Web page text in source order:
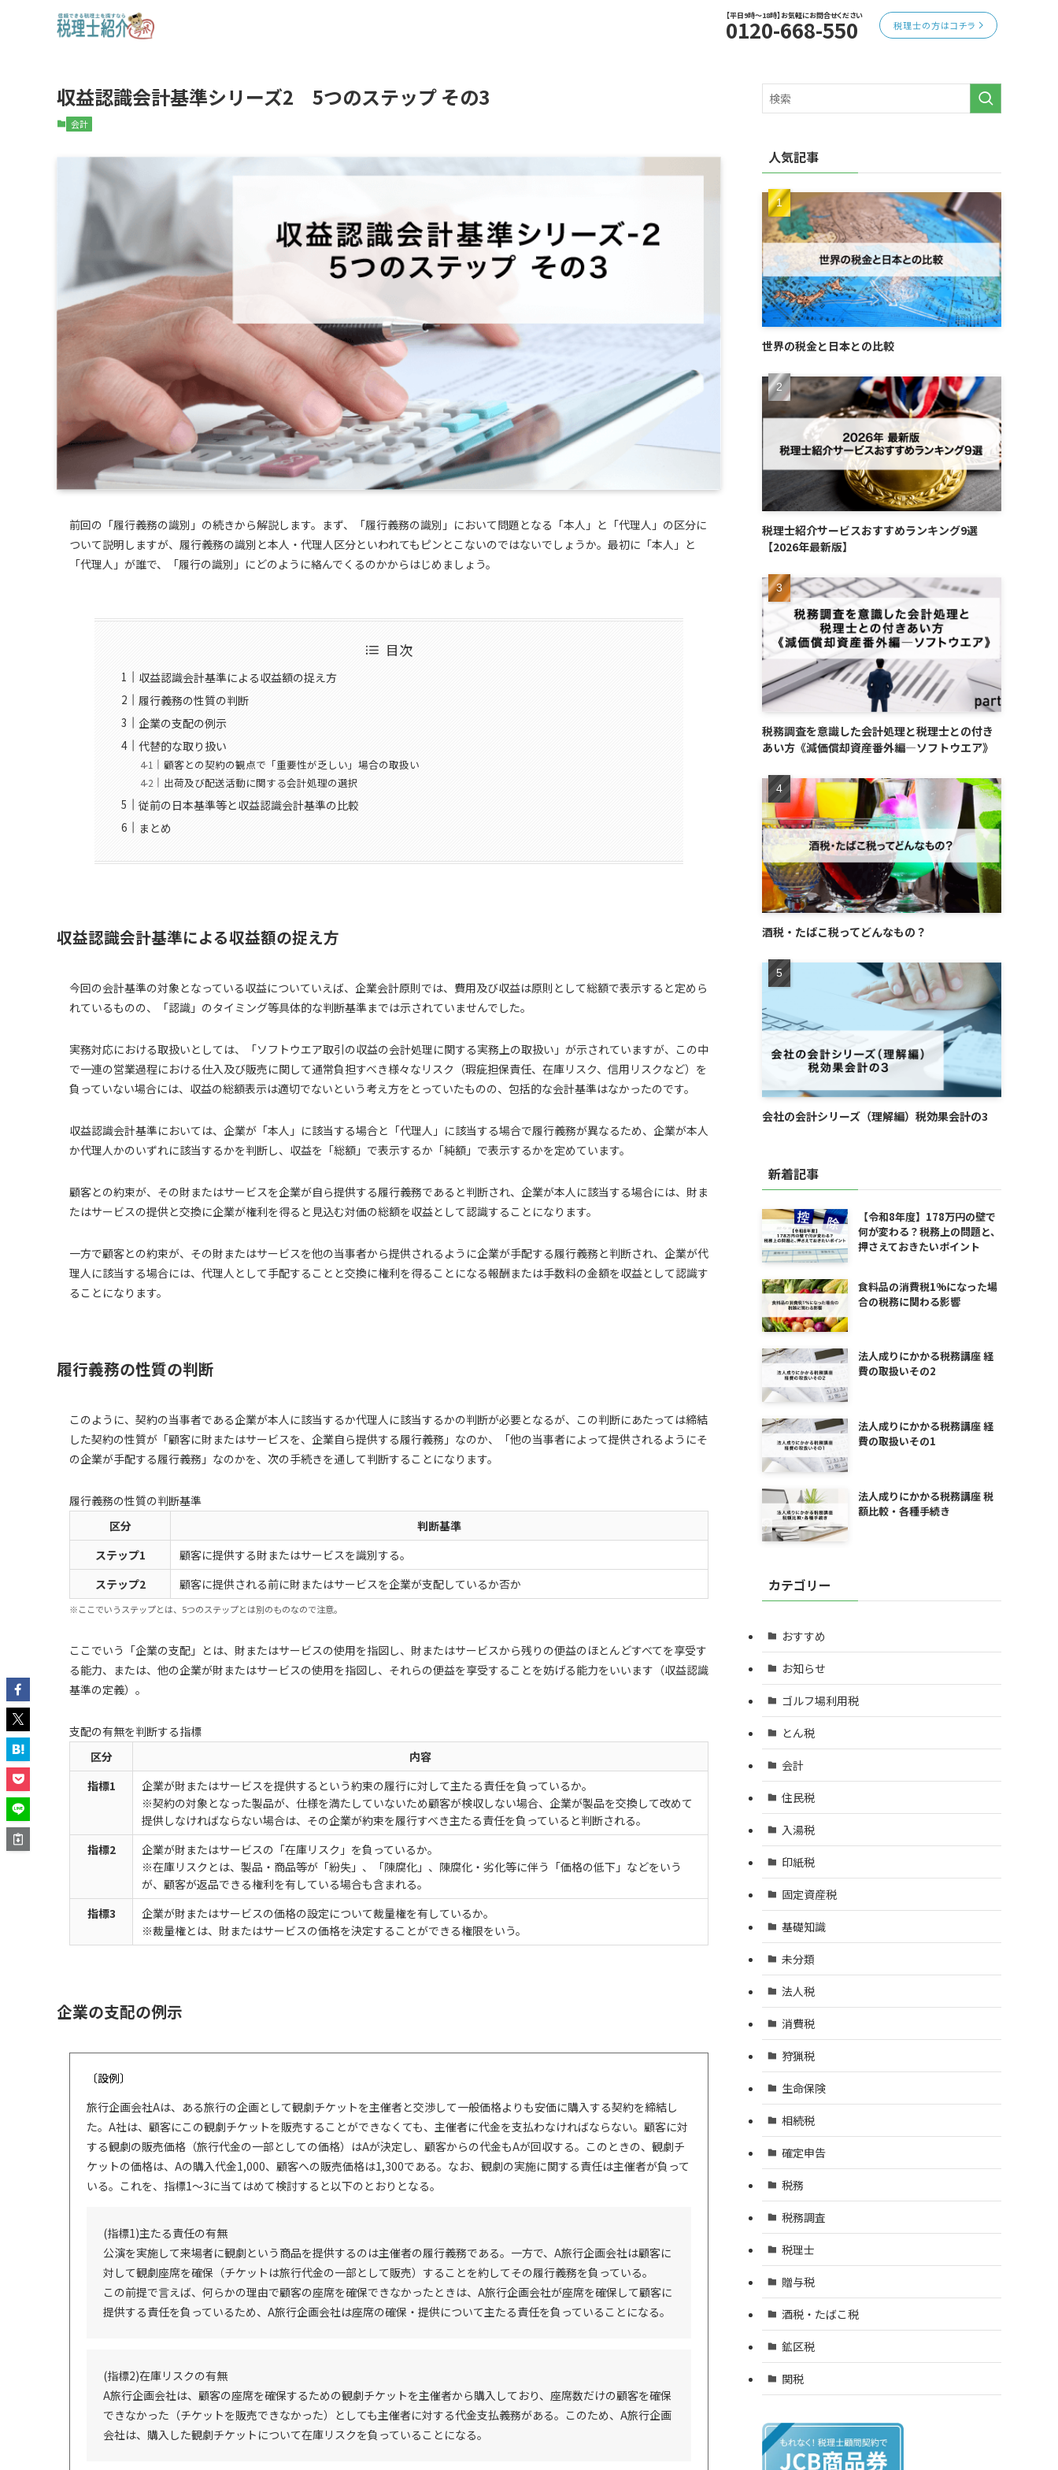
【平日9時～18時】お気軽にお問合せください
0120-668-550 税理士の方はコチラ
収益認識会計基準シリーズ2 5つのステップ その3
会計
前回の「履行義務の識別」の続きから解説します。まず、「履行義務の識別」において問題となる「本人」と「代理人」の区分に
ついて説明しますが、履行義務の識別と本人・代理人区分といわれてもピンとこないのではないでしょうか。最初に「本人」と
「代理人」が誰で、「履行の識別」にどのように絡んでくるのかからはじめましょう。
目次
収益認識会計基準による収益額の捉え方
履行義務の性質の判断
企業の支配の例示
代替的な取り扱い
顧客との契約の観点で「重要性が乏しい」場合の取扱い
出荷及び配送活動に関する会計処理の選択
従前の日本基準等と収益認識会計基準の比較
まとめ
収益認識会計基準による収益額の捉え方
今回の会計基準の対象となっている収益についていえば、企業会計原則では、費用及び収益は原則として総額で表示すると定めら
れているものの、「認識」のタイミング等具体的な判断基準までは示されていませんでした。
実務対応における取扱いとしては、「ソフトウエア取引の収益の会計処理に関する実務上の取扱い」が示されていますが、この中
で一連の営業過程における仕入及び販売に関して通常負担すべき様々なリスク（瑕疵担保責任、在庫リスク、信用リスクなど）を
負っていない場合には、収益の総額表示は適切でないという考え方をとっていたものの、包括的な会計基準はなかったのです。
収益認識会計基準においては、企業が「本人」に該当する場合と「代理人」に該当する場合で履行義務が異なるため、企業が本人
か代理人かのいずれに該当するかを判断し、収益を「総額」で表示するか「純額」で表示するかを定めています。
顧客との約束が、その財またはサービスを企業が自ら提供する履行義務であると判断され、企業が本人に該当する場合には、財ま
たはサービスの提供と交換に企業が権利を得ると見込む対価の総額を収益として認識することになります。
一方で顧客との約束が、その財またはサービスを他の当事者から提供されるように企業が手配する履行義務と判断され、企業が代
理人に該当する場合には、代理人として手配することと交換に権利を得ることになる報酬または手数料の金額を収益として認識す
ることになります。
履行義務の性質の判断
このように、契約の当事者である企業が本人に該当するか代理人に該当するかの判断が必要となるが、この判断にあたっては締結
した契約の性質が「顧客に財またはサービスを、企業自ら提供する履行義務」なのか、「他の当事者によって提供されるようにそ
の企業が手配する履行義務」なのかを、次の手続きを通して判断することになります。
履行義務の性質の判断基準
区分
判断基準
ステップ1
顧客に提供する財またはサービスを識別する。
ステップ2
顧客に提供される前に財またはサービスを企業が支配しているか否か
※ここでいうステップとは、5つのステップとは別のものなので注意。
ここでいう「企業の支配」とは、財またはサービスの使用を指図し、財またはサービスから残りの便益のほとんどすべてを享受す
る能力、または、他の企業が財またはサービスの使用を指図し、それらの便益を享受することを妨げる能力をいいます（収益認識
基準の定義）。
支配の有無を判断する指標
区分
内容
指標1
企業が財またはサービスを提供するという約束の履行に対して主たる責任を負っているか。
※契約の対象となった製品が、仕様を満たしていないため顧客が検収しない場合、企業が製品を交換して改めて
提供しなければならない場合は、その企業が約束を履行すべき主たる責任を負っていると判断される。
指標2
企業が財またはサービスの「在庫リスク」を負っているか。
※在庫リスクとは、製品・商品等が「紛失」、「陳腐化」、陳腐化・劣化等に伴う「価格の低下」などをいう
が、顧客が返品できる権利を有している場合も含まれる。
指標3
企業が財またはサービスの価格の設定について裁量権を有しているか。
※裁量権とは、財またはサービスの価格を決定することができる権限をいう。
企業の支配の例示
〔設例〕
旅行企画会社Aは、ある旅行の企画として観劇チケットを主催者と交渉して一般価格よりも安価に購入する契約を締結し
た。A社は、顧客にこの観劇チケットを販売することができなくても、主催者に代金を支払わなければならない。顧客に対
する観劇の販売価格（旅行代金の一部としての価格）はAが決定し、顧客からの代金もAが回収する。このときの、観劇チ
ケットの価格は、Aの購入代金1,000、顧客への販売価格は1,300である。なお、観劇の実施に関する責任は主催者が負って
いる。これを、指標1～3に当てはめて検討すると以下のとおりとなる。
(指標1)主たる責任の有無
公演を実施して来場者に観劇という商品を提供するのは主催者の履行義務である。一方で、A旅行企画会社は顧客に
対して観劇座席を確保（チケットは旅行代金の一部として販売）することを約してその履行義務を負っている。
この前提で言えば、何らかの理由で顧客の座席を確保できなかったときは、A旅行企画会社が座席を確保して顧客に
提供する責任を負っているため、A旅行企画会社は座席の確保・提供について主たる責任を負っていることになる。
(指標2)在庫リスクの有無
A旅行企画会社は、顧客の座席を確保するための観劇チケットを主催者から購入しており、座席数だけの顧客を確保
できなかった（チケットを販売できなかった）としても主催者に対する代金支払義務がある。このため、A旅行企画
会社は、購入した観劇チケットについて在庫リスクを負っていることになる。
人気記事
世界の税金と日本との比較
税理士紹介サービスおすすめランキング9選
【2026年最新版】
税務調査を意識した会計処理と税理士との付き
あい方《減価償却資産番外編―ソフトウエア》
酒税・たばこ税ってどんなもの？
会社の会計シリーズ（理解編）税効果会計の3
新着記事
【令和8年度】178万円の壁で
何が変わる？税務上の問題と、
押さえておきたいポイント
食料品の消費税1%になった場
合の税務に関わる影響
法人成りにかかる税務講座 経
費の取扱いその2
法人成りにかかる税務講座 経
費の取扱いその1
法人成りにかかる税務講座 税
額比較・各種手続き
カテゴリー
おすすめ
お知らせ
ゴルフ場利用税
とん税
会計
住民税
入湯税
印紙税
固定資産税
基礎知識
未分類
法人税
消費税
狩猟税
生命保険
相続税
確定申告
税務
税務調査
税理士
贈与税
酒税・たばこ税
鉱区税
関税